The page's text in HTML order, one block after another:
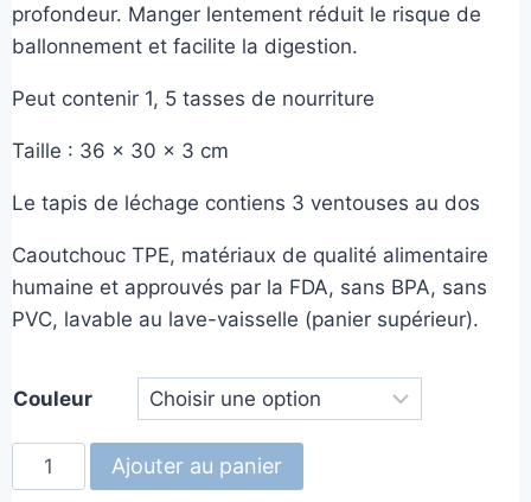
profondeur. Manger lentement réduit le risque de
ballonnement et facilite la digestion.
Peut contenir 1, 5 tasses de nourriture
Taille : 36 x 30 x 3 cm
Le tapis de léchage contiens 3 ventouses au dos
Caoutchouc TPE, matériaux de qualité alimentaire
humaine et approuvés par la FDA, sans BPA, sans
PVC, lavable au lave-vaisselle (panier supérieur).
Couleur
quantité
de
Ajouter au panier